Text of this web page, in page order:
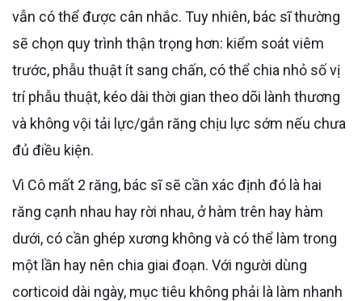
vẫn có thể được cân nhắc. Tuy nhiên, bác sĩ thường
sẽ chọn quy trình thận trọng hơn: kiểm soát viêm
trước, phẫu thuật ít sang chấn, có thể chia nhỏ số vị
trí phẫu thuật, kéo dài thời gian theo dõi lành thương
và không vội tải lực/gắn răng chịu lực sớm nếu chưa
đủ điều kiện.
Vì Cô mất 2 răng, bác sĩ sẽ cần xác định đó là hai
răng cạnh nhau hay rời nhau, ở hàm trên hay hàm
dưới, có cần ghép xương không và có thể làm trong
một lần hay nên chia giai đoạn. Với người dùng
corticoid dài ngày, mục tiêu không phải là làm nhanh